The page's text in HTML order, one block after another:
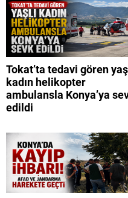
Tokat’ta tedavi gören
kadın helikopter
ambulansla Konya’ya
edildi